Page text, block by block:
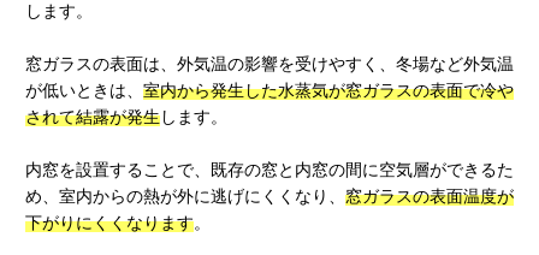
します。
窓ガラスの表面は、外気温の影響を受けやすく、冬場など外気温
が低いときは、 室内から発生した水蒸気が窓ガラスの表面で冷や
されて結露が発生します。
内窓を設置することで、既存の窓と内窓の間に空気層ができるた
め、室内からの熱が外に逃げにくくなり、 窓ガラスの表面温度が
下がりにくくなります。